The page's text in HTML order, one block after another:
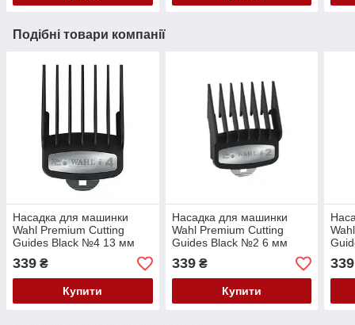
Подібні товари компанії
Насадка для машинки
Wahl Premium Cutting
Guides Black №4 13 мм
03421-104
339 ₴
Купити
Насадка для машинки
Wahl Premium Cutting
Guides Black №2 6 мм
03421-102
339₴
Купити
339